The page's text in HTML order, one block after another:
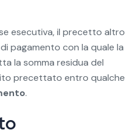
esecutiva, il precetto altro
pagamento con la quale la
la somma residua del
precettato entro qualche
.